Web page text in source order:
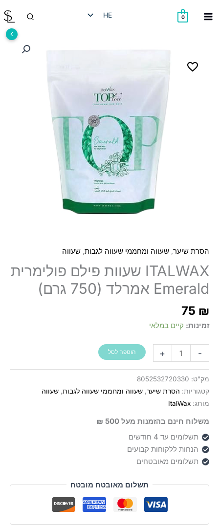
לתוכן
0
HE
חיפוש
הסרת שיער, שעווה ומחממי שעווה לגבות, שעווה
ITALWAX שעוות פילם פולימרית
Emerald אמרלד (750 גרם)
75 ₪
זמינות: קיים במלאי
-
של
ITALWAX
Emerald
אמרלד
(750
גרם)
+ הוספה לסל
מק"ט: 8052532720330
קטגוריות: הסרת שיער, שעווה ומחממי שעווה לגבות, שעווה
מותג: ItalWax
משלוח חינם בהזמנות מעל 500 ₪
תשלומים עד 4 חודשים
הנחות ללקוחות קבועים
תשלומים מאובטחים
תשלום מאובטח מובטח